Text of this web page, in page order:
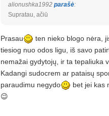
alionushka1992 parašė:
Supratau, ačiū
Prasau
ten nieko blogo nėra,
tiesiog nuo odos ligu, iš savo
nemažai gydytojų, ir ta tepaliuka
Kadangi sudocrem ar pataisų
paraudimu negydo
bet jei kas
😉